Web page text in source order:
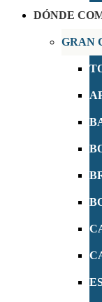
DÓNDE
GRAN